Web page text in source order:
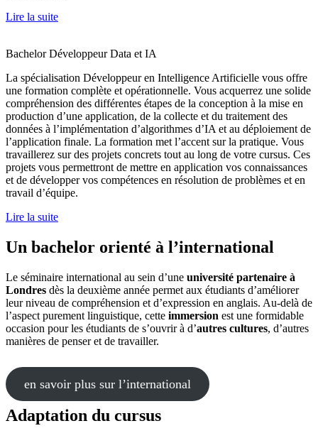
Lire la suite
Bachelor Développeur Data et IA
La spécialisation Développeur en Intelligence Artificielle vous offre
une formation complète et opérationnelle. Vous acquerrez une solide
compréhension des différentes étapes de la conception à la mise en
production d’une application, de la collecte et du traitement des
données à l’implémentation d’algorithmes d’IA et au déploiement de
l’application finale. La formation met l’accent sur la pratique. Vous
travaillerez sur des projets concrets tout au long de votre cursus. Ces
projets vous permettront de mettre en application vos connaissances
et de développer vos compétences en résolution de problèmes et en
travail d’équipe.
Lire la suite
Un bachelor orienté à l’international
Le séminaire international au sein d’une université partenaire à
Londres dès la deuxième année permet aux étudiants d’améliorer
leur niveau de compréhension et d’expression en anglais. Au-delà de
l’aspect purement linguistique, cette immersion est une formidable
occasion pour les étudiants de s’ouvrir à d’autres cultures, d’autres
manières de penser et de travailler.
en savoir plus sur l’international
Adaptation du cursus